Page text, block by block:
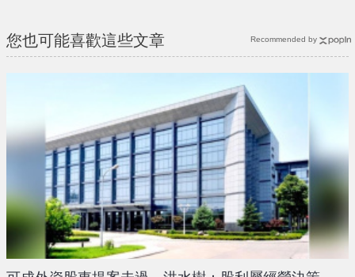
您也可能喜歡這些文章 Recommended by